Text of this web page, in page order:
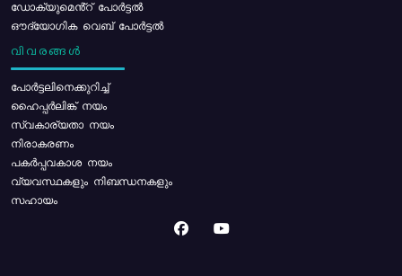
ഡോക്യുമെൻ്റ് പോർട്ടൽ
ഔദ്യോഗിക വെബ് പോർട്ടൽ
വിവരങ്ങൾ
പോര്‍ട്ടലിനെക്കുറിച്ച്
ഹൈപ്പർലിങ്ക് നയം
സ്വകാര്യതാ നയം
നിരാകരണം
പകർപ്പവകാശ നയം
വ്യവസ്ഥകളും നിബന്ധനകളും
സഹായം